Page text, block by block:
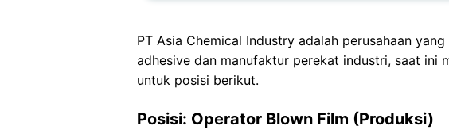
PT Asia Chemical Industry adalah perusahaan
adhesive dan manufaktur perekat industri, saat ini
untuk posisi berikut.
Posisi: Operator Blown Film (Produksi)